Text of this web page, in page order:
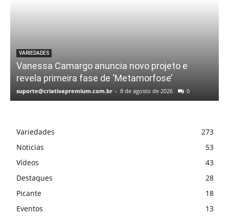
VARIEDADES
Vanessa Camargo anuncia novo projeto e
revela primeira fase de ‘Metamorfose’
suporte@criativapremium.com.br - 8 de agosto de 2026 0
Variedades
273
Noticias
53
Vídeos
43
Destaques
28
Picante
18
Eventos
13